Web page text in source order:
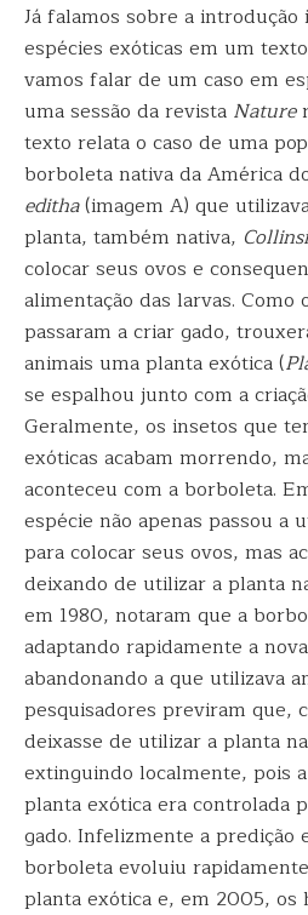
Já falamos sobre a
espécies exóticas em um texto
vamos falar de um caso em
uma sessão da revista Nature
texto relata o caso de uma
borboleta nativa da América
editha(imagem A) que
planta, também nativa,
colocar seus ovos e
alimentação das larvas. Como
passaram a criar gado,
animais uma planta exótica (
se espalhou junto com a
Geralmente, os insetos que
exóticas acabam morrendo,
aconteceu com a borboleta.
espécie não apenas passou a
para colocar seus ovos, mas
deixando de utilizar a planta
em 1980, notaram que a
adaptando rapidamente a
abandonando a que utilizava
pesquisadores previram que,
deixasse de utilizar a planta
extinguindo localmente, pois
planta exótica era controlada
gado. Infelizmente a predição
borboleta evoluiu
planta exótica e, em 2005, os